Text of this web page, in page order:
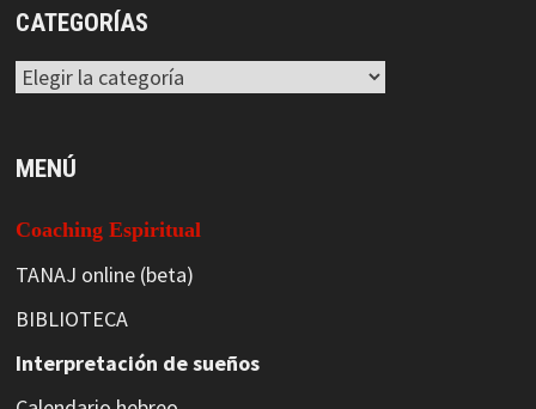
CATEGORÍAS
Categorías
MENÚ
Coaching Espiritual
TANAJ online (beta)
BIBLIOTECA
Interpretación de sueños